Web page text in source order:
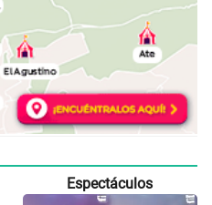
Espectáculos